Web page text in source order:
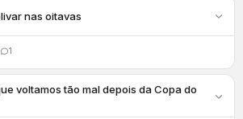
nas oitavas
1
voltamos tão mal depois da Copa do